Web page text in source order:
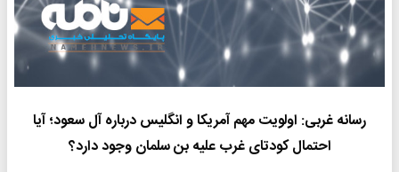
رسانه غربی: اولویت مهم آمریکا و انگلیس درباره آل سعود؛ آیا
احتمال کودتای غرب علیه بن سلمان وجود دارد؟